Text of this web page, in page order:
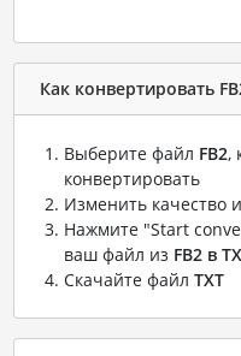
Как конвертировать
Выберите файл FB2,
конвертировать
Изменить качество
Нажмите "Start
ваш файл из FB2 в
Скачайте файл TXT